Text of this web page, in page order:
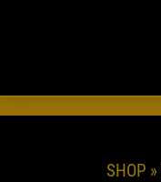
SHOP »